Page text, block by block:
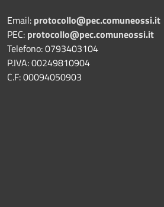
Email: protocollo@pec.comuneossi.it
PEC: protocollo@pec.comuneossi.it
Telefono: 0793403104
P.IVA: 00249810904
C.F: 00094050903